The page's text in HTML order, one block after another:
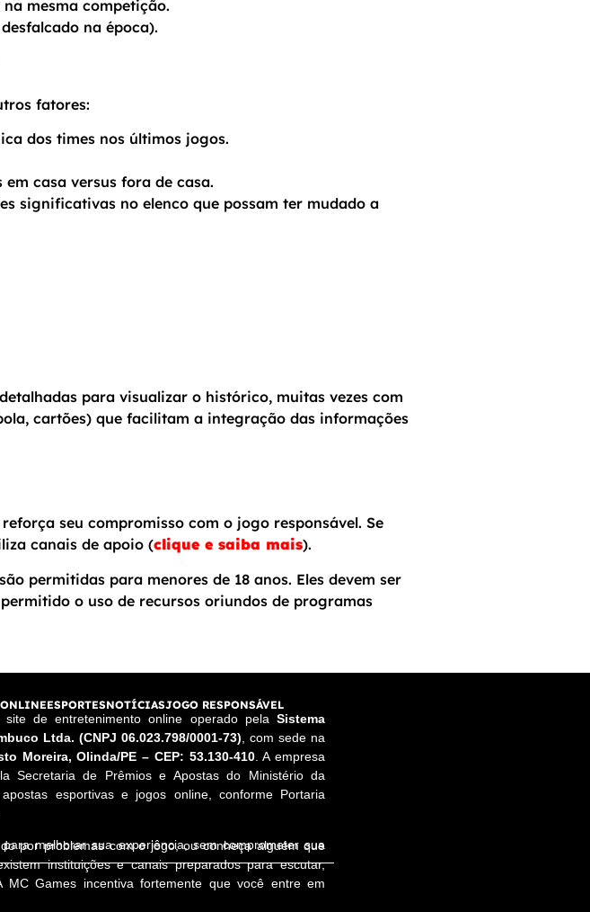
mesma competição.
na época).
fatores:
dos times nos últimos jogos.
casa versus fora de casa.
significativas no elenco que possam ter mudado a
para visualizar o histórico, muitas vezes com
cartões) que facilitam a integração das informações
seu compromisso com o jogo responsável. Se
canais de apoio (clique e saiba mais).
permitidas para menores de 18 anos. Eles devem ser
o uso de recursos oriundos de programas
ESPORTESNOTÍCIASJOGO RESPONSÁVEL
de entretenimento online operado pelaSistema
Ltda. (CNPJ 06.023.798/0001-73) , com sede na
Moreira, Olinda/PE – CEP: 53.130-410. A empresa
Secretaria de Prêmios e Apostas do Ministério da
esportivas e jogos online, conforme Portaria
melhorar sua experiência, sem comprometer sua
por problemas com o jogo, ou conheça alguém que
instituições e canais preparados para escutar,
MC Games incentiva fortemente que você entre em